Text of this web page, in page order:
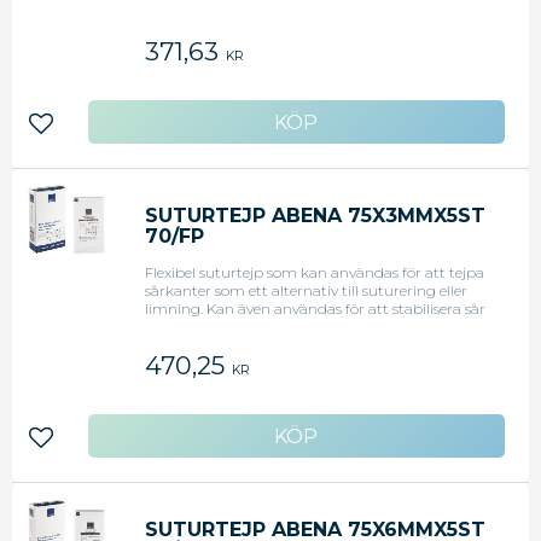
371,63 KR
Lägg till i favoriter
SUTURTEJP ABENA 75X3MMX5ST
70/FP
Flexibel suturtejp som kan användas för att tejpa
sårkanter som ett alternativ till suturering eller
limning. Kan även användas för att stabilisera sår
sårkanterna. Produkten är CE-märkt. Storlek: 75 x
3 mm Antal: 70/fp CE-märkt
470,25 KR
Lägg till i favoriter
SUTURTEJP ABENA 75X6MMX5ST